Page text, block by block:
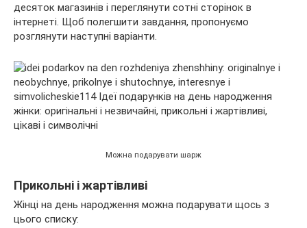
десяток магазинів і переглянути сотні сторінок в
інтернеті. Щоб полегшити завдання, пропонуємо
розглянути наступні варіанти.
Можна подарувати шарж
Прикольні і жартівливі
Жінці на день народження можна подарувати щось з
цього списку: